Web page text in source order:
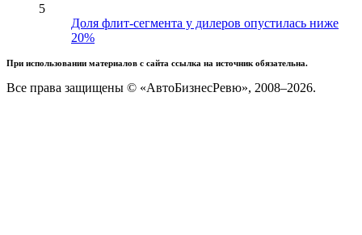
5
Доля флит-сегмента у дилеров опустилась ниже
20%
При использовании материалов с сайта ссылка на источник обязательна.
Все права защищены © «АвтоБизнесРевю», 2008–2026.